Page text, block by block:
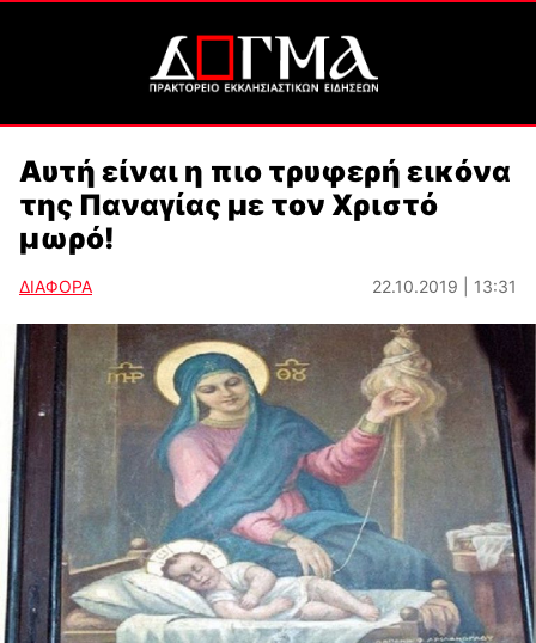
Αυτή είναι η πιο τρυφερή εικόνα
της Παναγίας με τον Χριστό
μωρό!
ΔΙΑΦΟΡΑ 22.10.2019 | 13:31